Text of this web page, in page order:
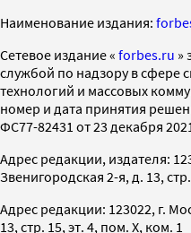
Наименование издания:
Cетевое издание « forbes.ru »
службой по надзору в сфере
технологий и массовых
номер и дата принятия
ФС77-82431 от 23 декабря
Адрес редакции, издателя:
Звенигородская 2-я, д. 13,
Адрес редакции: 123022, г.
13, стр. 15, эт. 4, пом. X, ком. 1